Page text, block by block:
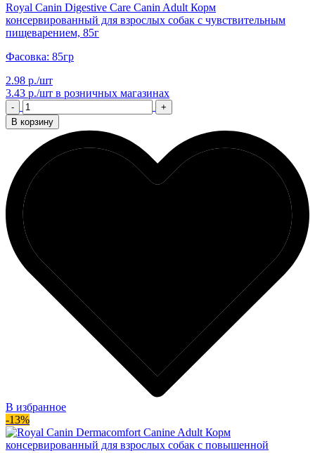
Royal Canin Digestive Care Canin Adult Корм
консервированный для взрослых собак с чувствительным
пищеварением, 85г
Фасовка: 85гр
2.98 р./шт
3.43 р./шт в розничных магазинах
-
+
В корзину
В избранное
-13%